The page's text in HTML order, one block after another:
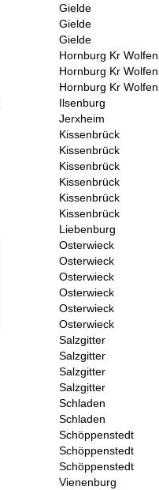
Gielde
Gielde
Gielde
Hornburg Kr
Hornburg Kr
Hornburg Kr
Ilsenburg
Jerxheim
Kissenbrück
Kissenbrück
Kissenbrück
Kissenbrück
Kissenbrück
Kissenbrück
Liebenburg
Osterwieck
Osterwieck
Osterwieck
Osterwieck
Osterwieck
Osterwieck
Salzgitter
Salzgitter
Salzgitter
Salzgitter
Schladen
Schladen
Schöppenstedt
Schöppenstedt
Schöppenstedt
Vienenburg